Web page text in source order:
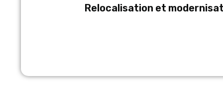
Relocalisation et